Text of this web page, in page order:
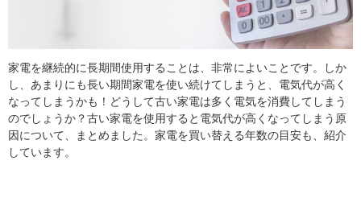
家電を継続的に長期間使用することは、非常によいことです。しか
し、あまりにも長い期間家電を使い続けてしまうと、電気代が高く
なってしまうかも！どうして古い家電は多く電気を消費してしまう
のでしょうか？古い家電を使用すると電気代が高くなってしまう原
因について、まとめました。家電を買い替える年数の目安も、紹介
しています。